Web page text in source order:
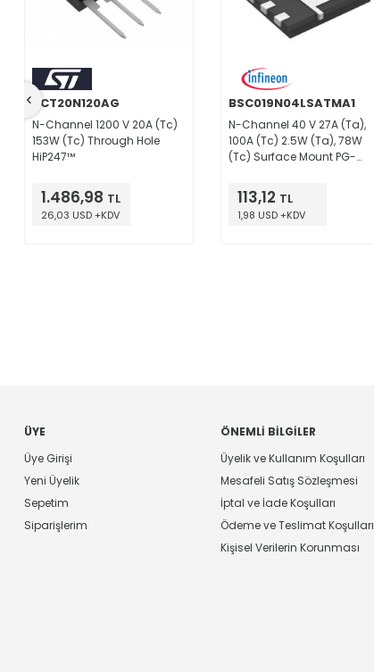
SCT20N120AG
N-Channel 1200 V 20A (Tc)
153W (Tc) Through Hole
HiP247™
1.486,98 TL
26,03 USD +KDV
BSC019N04LSATMA1
N-Channel 40 V 27A (Ta),
100A (Tc) 2.5W (Ta), 78W
(Tc) Surface Mount PG-
113,12 TL
1,98 USD +KDV
ÜYE
Üye Girişi
Yeni Üyelik
Sepetim
Siparişlerim
ÖNEMLI BILGILER
Üyelik ve Kullanım Koşulları
Mesafeli Satış Sözleşmesi
İptal ve İade Koşulları
Ödeme ve Teslimat Koşulları
Kişisel Verilerin Korunması